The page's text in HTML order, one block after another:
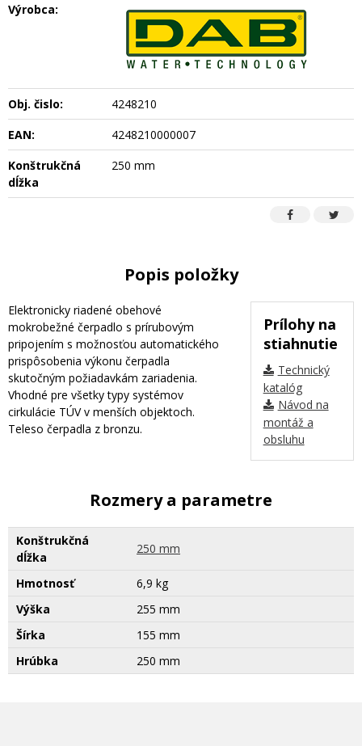
Výrobca:
Obj. čislo:
4248210
EAN:
4248210000007
Konštrukčná
dĺžka
250 mm
Popis položky
Prílohy na
stiahnutie
Technický
katalóg
Návod na
montáž a
obsluhu
Elektronicky riadené obehové
mokrobežné čerpadlo s prírubovým
pripojením s možnosťou automatického
prispôsobenia výkonu čerpadla
skutočným požiadavkám zariadenia.
Vhodné pre všetky typy systémov
cirkulácie TÚV v menších objektoch.
Teleso čerpadla z bronzu.
Rozmery a parametre
Konštrukčná
dĺžka
250 mm
Hmotnosť
6,9 kg
Výška
255 mm
Šírka
155 mm
Hrúbka
250 mm